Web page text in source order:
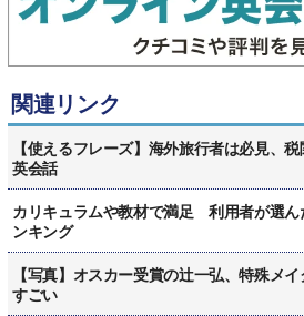
関連リンク
【使えるフレーズ】海外旅行者は必見、
英会話
カリキュラムや教材で満足 利用者が選ん
ンキング
【写真】オスカー受賞の辻一弘、特殊メ
すごい